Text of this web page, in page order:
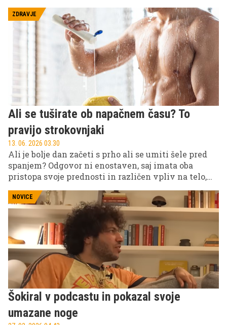
zveze – in sprožilo burne odzive spletne skupnosti.
ZDRAVJE
Ali se tuširate ob napačnem času? To
pravijo strokovnjaki
13. 06. 2026 03.30
Ali je bolje dan začeti s prho ali se umiti šele pred
spanjem? Odgovor ni enostaven, saj imata oba
pristopa svoje prednosti in različen vpliv na telo,
kot poročajo dermatologi in zdravstveni
strokovnjaki.
NOVICE
Šokiral v podcastu in pokazal svoje
umazane noge